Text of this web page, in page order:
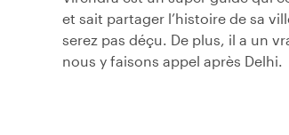
et sait partager l’histoire de sa
serez pas déçu. De plus, il a un
nous y faisons appel après Delhi.